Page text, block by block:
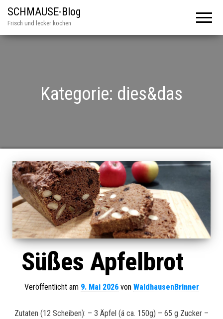
SCHMAUSE-Blog
Frisch und lecker kochen
Kategorie: dies&das
Süßes Apfelbrot
Veröffentlicht am 9. Mai 2026von WaldhausenBrinner
Zutaten (12 Scheiben): – 3 Äpfel (á ca. 150g) – 65 g Zucker –